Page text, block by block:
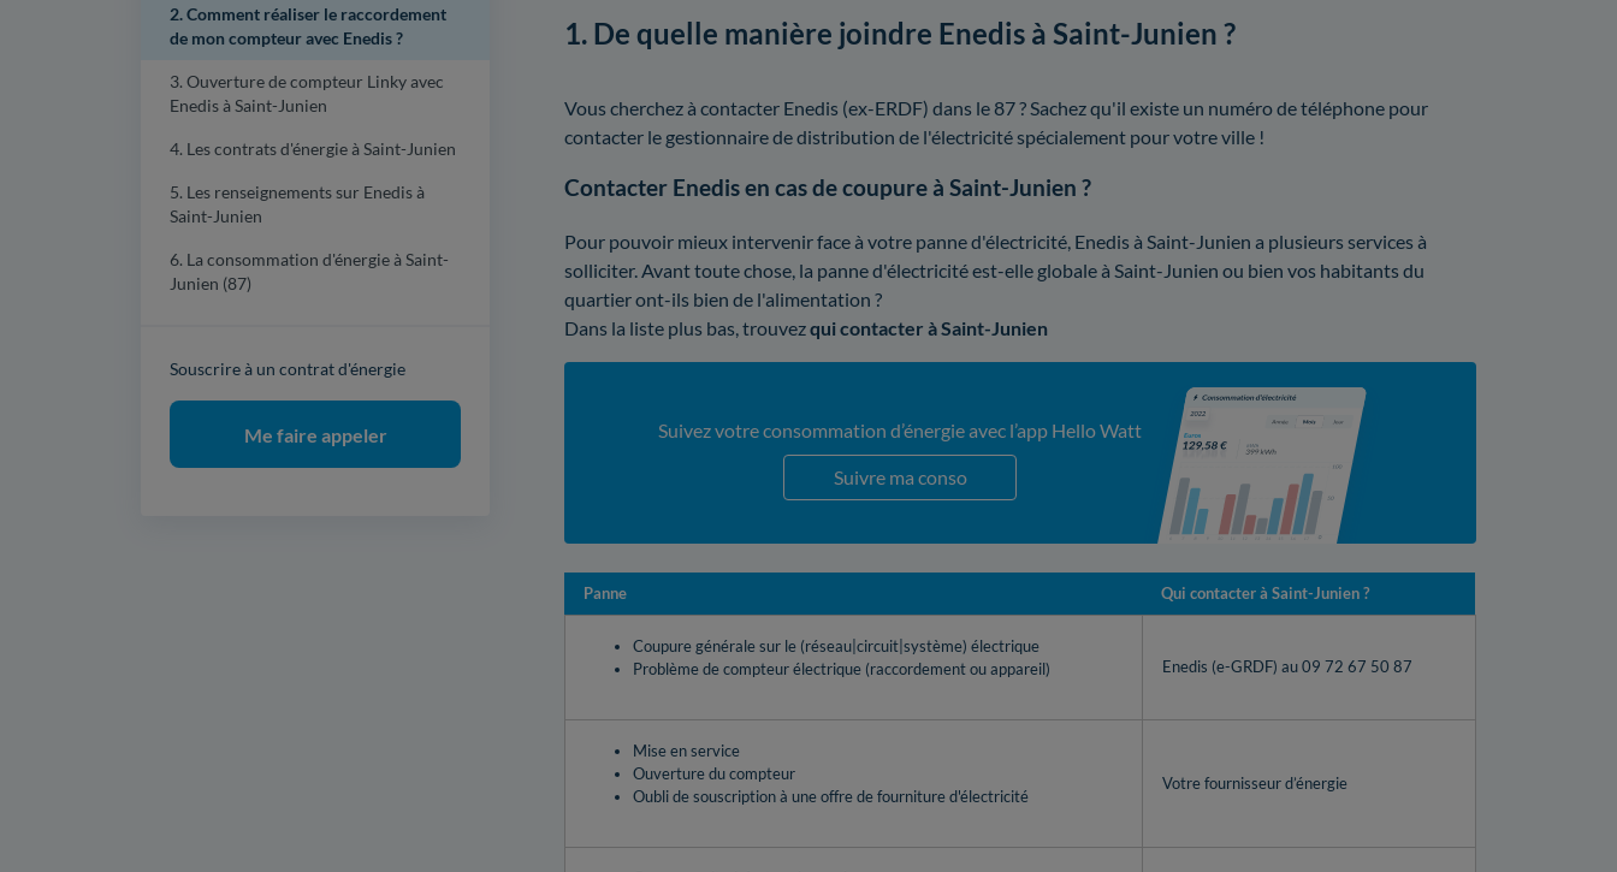
2. Comment réaliser le raccordement
de mon compteur avec Enedis ?
3. Ouverture de compteur Linky avec
Enedis à Saint-Junien
4. Les contrats d'énergie à Saint-Junien
5. Les renseignements sur Enedis à
Saint-Junien
6. La consommation d'énergie à Saint-
Junien (87)
Souscrire à un contrat d'énergie
Me faire appeler
1. De quelle manière joindre Enedis à Saint-Junien ?
Vous cherchez à contacter Enedis (ex-ERDF) dans le 87 ? Sachez qu'il existe un numéro de téléphone pour
contacter le gestionnaire de distribution de l'électricité spécialement pour votre ville !
Contacter Enedis en cas de coupure à Saint-Junien ?
Pour pouvoir mieux intervenir face à votre panne d'électricité, Enedis à Saint-Junien a plusieurs services à
solliciter. Avant toute chose, la panne d'électricité est-elle globale à Saint-Junien ou bien vos habitants du
quartier ont-ils bien de l'alimentation ?
Dans la liste plus bas, trouvezqui contacter à Saint-Junien
Suivez votre consommation d’énergie avec l’app Hello Watt
Suivre ma conso
Panne Qui contacter à Saint-Junien ?
Coupure générale sur le (réseau|circuit|système) électrique
Problème de compteur électrique (raccordement ou appareil)
Enedis (e-GRDF) au 09 72 67 50 87
Mise en service
Ouverture du compteur
Oubli de souscription à une offre de fourniture d'électricité
Votre fournisseur d’énergie